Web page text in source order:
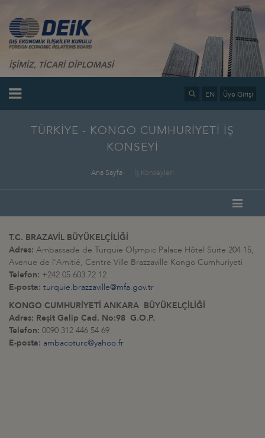
İŞİMİZ, TİCARİ DİPLOMASİ
EN Üye Girişi
TÜRKİYE - KONGO CUMHURİYETİ İŞ
KONSEYİ
Ana Sayfa İş Konseyleri
T.C. BRAZAVİL BÜYÜKELÇİLİĞİ
Adres: Ambassade de Turquie Olympic Palace Hôtel Suite 204 15,
Avenue de l'Amitié, Centre Ville Brazzaville Kongo Cumhuriyeti
Telefon: +242 05 603 72 12
E-posta: turquie.brazzaville@mfa.gov.tr
KONGO CUMHURİYETİ ANKARA BÜYÜKELÇİLİĞİ
Adres: Reşit Galip Cad. No:98 G.O.P.
Telefon: 0090 312 446 54 69
E-posta: ambacoturc@yahoo.fr